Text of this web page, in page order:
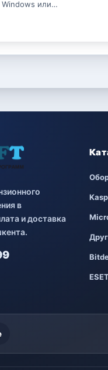
или…
в
и доставка